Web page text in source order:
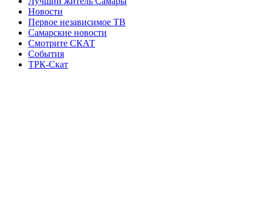
Новости
Первое независимое ТВ
Самарские новости
Смотрите СКАТ
События
ТРК-Скат